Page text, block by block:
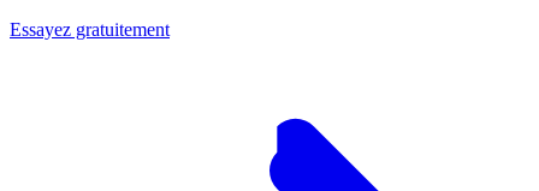
Essayez gratuitement